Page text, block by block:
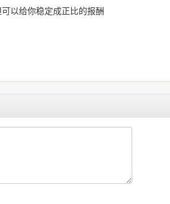
以给你稳定成正比的报酬